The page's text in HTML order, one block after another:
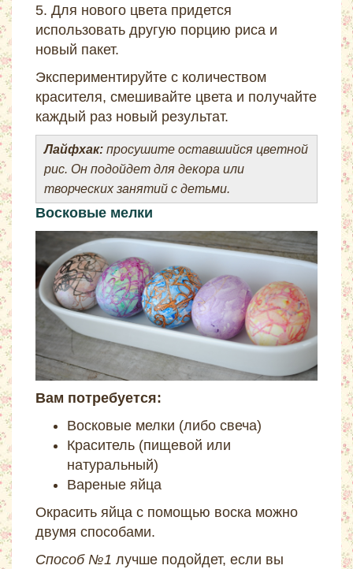
5. Для нового цвета придется
использовать другую порцию риса и
новый пакет.
Экспериментируйте с количеством
красителя, смешивайте цвета и получайте
каждый раз новый результат.
Лайфхак: просушите оставшийся цветной
рис. Он подойдет для декора или
творческих занятий с детьми.
Восковые мелки
Вам потребуется:
Восковые мелки (либо свеча)
Краситель (пищевой или
натуральный)
Вареные яйца
Окрасить яйца с помощью воска можно
двумя способами.
Способ №1 лучше подойдет, если вы